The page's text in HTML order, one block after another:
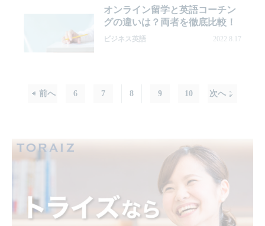
オンライン留学と英語コーチン
グの違いは？両者を徹底比較！
ビジネス英語 2022.8.17
前へ 6 7 8 9 10 次へ